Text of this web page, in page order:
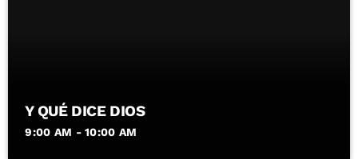
Y QUÉ DICE DIOS
9:00 AM - 10:00 AM